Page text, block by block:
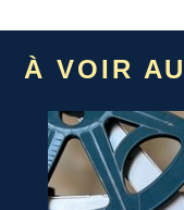
À VOIR